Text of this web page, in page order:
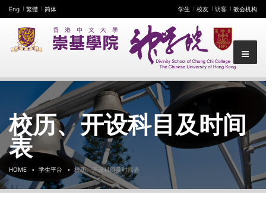
Eng 繁體 简体 学生 校友 访客 教会机构
校历、开设科目及时间
表
HOME 学生平台 校历、开设科目及时间表